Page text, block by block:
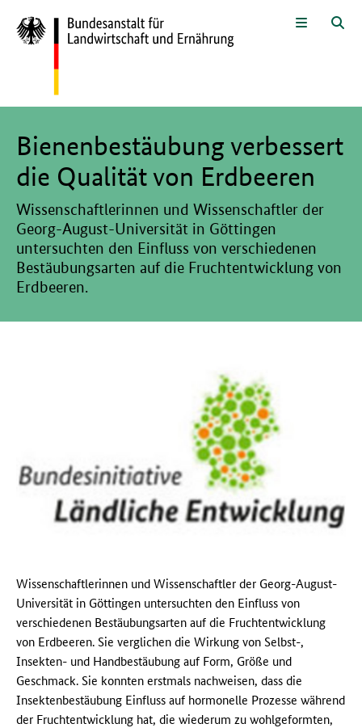
Zur Sprachwahl und Menü
Bienenbestäubung verbessert
die Qualität von Erdbeeren
Wissenschaftlerinnen und Wissenschaftler der
Georg-August-Universität in Göttingen
untersuchten den Einfluss von verschiedenen
Bestäubungsarten auf die Fruchtentwicklung von
Erdbeeren.
Wissenschaftlerinnen und Wissenschaftler der Georg-August-
Universität in Göttingen untersuchten den Einfluss von
verschiedenen Bestäubungsarten auf die Fruchtentwicklung
von Erdbeeren. Sie verglichen die Wirkung von Selbst-,
Insekten- und Handbestäubung auf Form, Größe und
Geschmack. Sie konnten erstmals nachweisen, dass die
Insektenbestäubung Einfluss auf hormonelle Prozesse während
der Fruchtentwicklung hat, die wiederum zu wohlgeformten,